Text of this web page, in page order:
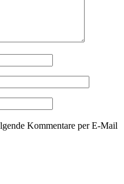
Kommentare per E-Mail